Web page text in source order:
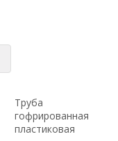
Труба
гофрированная
пластиковая